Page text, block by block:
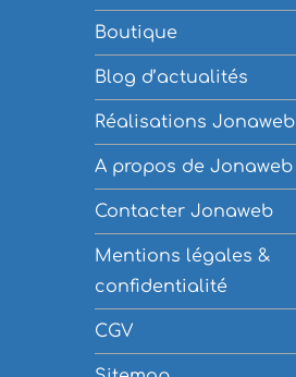
Boutique
Blog d’actualités
Réalisations Jonaweb
A propos de Jonaweb
Contacter Jonaweb
Mentions légales &
confidentialité
CGV